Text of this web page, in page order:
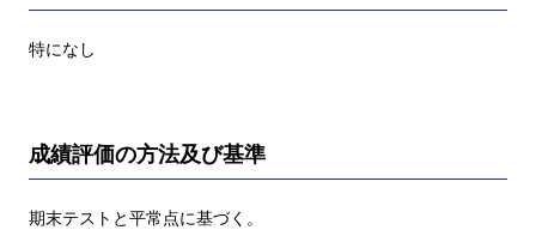
特になし
成績評価の方法及び基準
期末テストと平常点に基づく。